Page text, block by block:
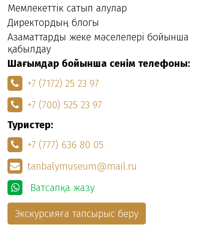
Мемлекеттік сатып алулар
Директордың блогы
Азаматтарды жеке мәселелері бойынша
қабылдау
Шағымдар бойынша сенім телефоны:
+7 (7172) 25 23 97
+7 (700) 525 23 97
Туристер:
+7 (777) 636 80 05
tanbalymuseum@mail.ru
Ватсапқа жазу
Экскурсияға тапсырыс беру